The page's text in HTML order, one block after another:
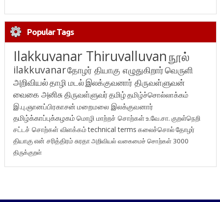
Popular Tags
Ilakkuvanar Thiruvalluvanநூல்
ilakkuvanarதோழர் தியாகு எழுதுகிறார்வெருளி
அறிவியல்தாழி மடல்இலக்குவனார் திருவள்ளுவன்
வைகை அனிசுதிருவள்ளுவர்தமிழ்தமிழ்ச்சொல்லாக்கம்
இ.பு.ஞானப்பிரகாசன் மறைமலை இலக்குவனார்
தமிழ்க்காப்புக்கழகம் மொழி மாற்றச் சொற்கள்உ.வே.சா. குறள்நெறி
சட்டச் சொற்கள் விளக்கம்technical terms கலைச்சொல்தோழர்
தியாகுஎன் சரித்திரம்சுரதாஅறிவியல் வகைமைச் சொற்கள் 3000
திருக்குறள்